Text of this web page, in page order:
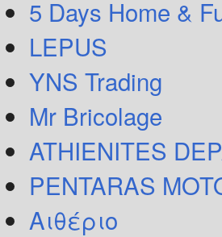
5 Days Home &
LEPUS
YNS Trading
Mr Bricolage
ATHIENITES
PENTARAS
Αιθέριο